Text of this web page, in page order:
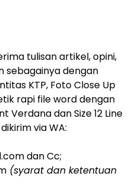
tulisan artikel, opini,
sebagainya dengan
KTP, Foto Close Up
rapi file word dengan
Verdana dan Size 12 Line
via WA:
dan Cc;
(syarat dan ketentuan